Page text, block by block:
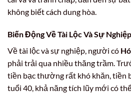
không biết cách dung hòa.
Biến Động Về Tài Lộc Và Sự Nghiệp
Về tài lộc và sự nghiệp, người có
phải trải qua nhiều thăng trầm.
tiền bạc thường rất khó khăn, tiền
tuổi 40, khả năng tích lũy mới có